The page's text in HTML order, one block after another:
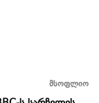
მსოფლიო